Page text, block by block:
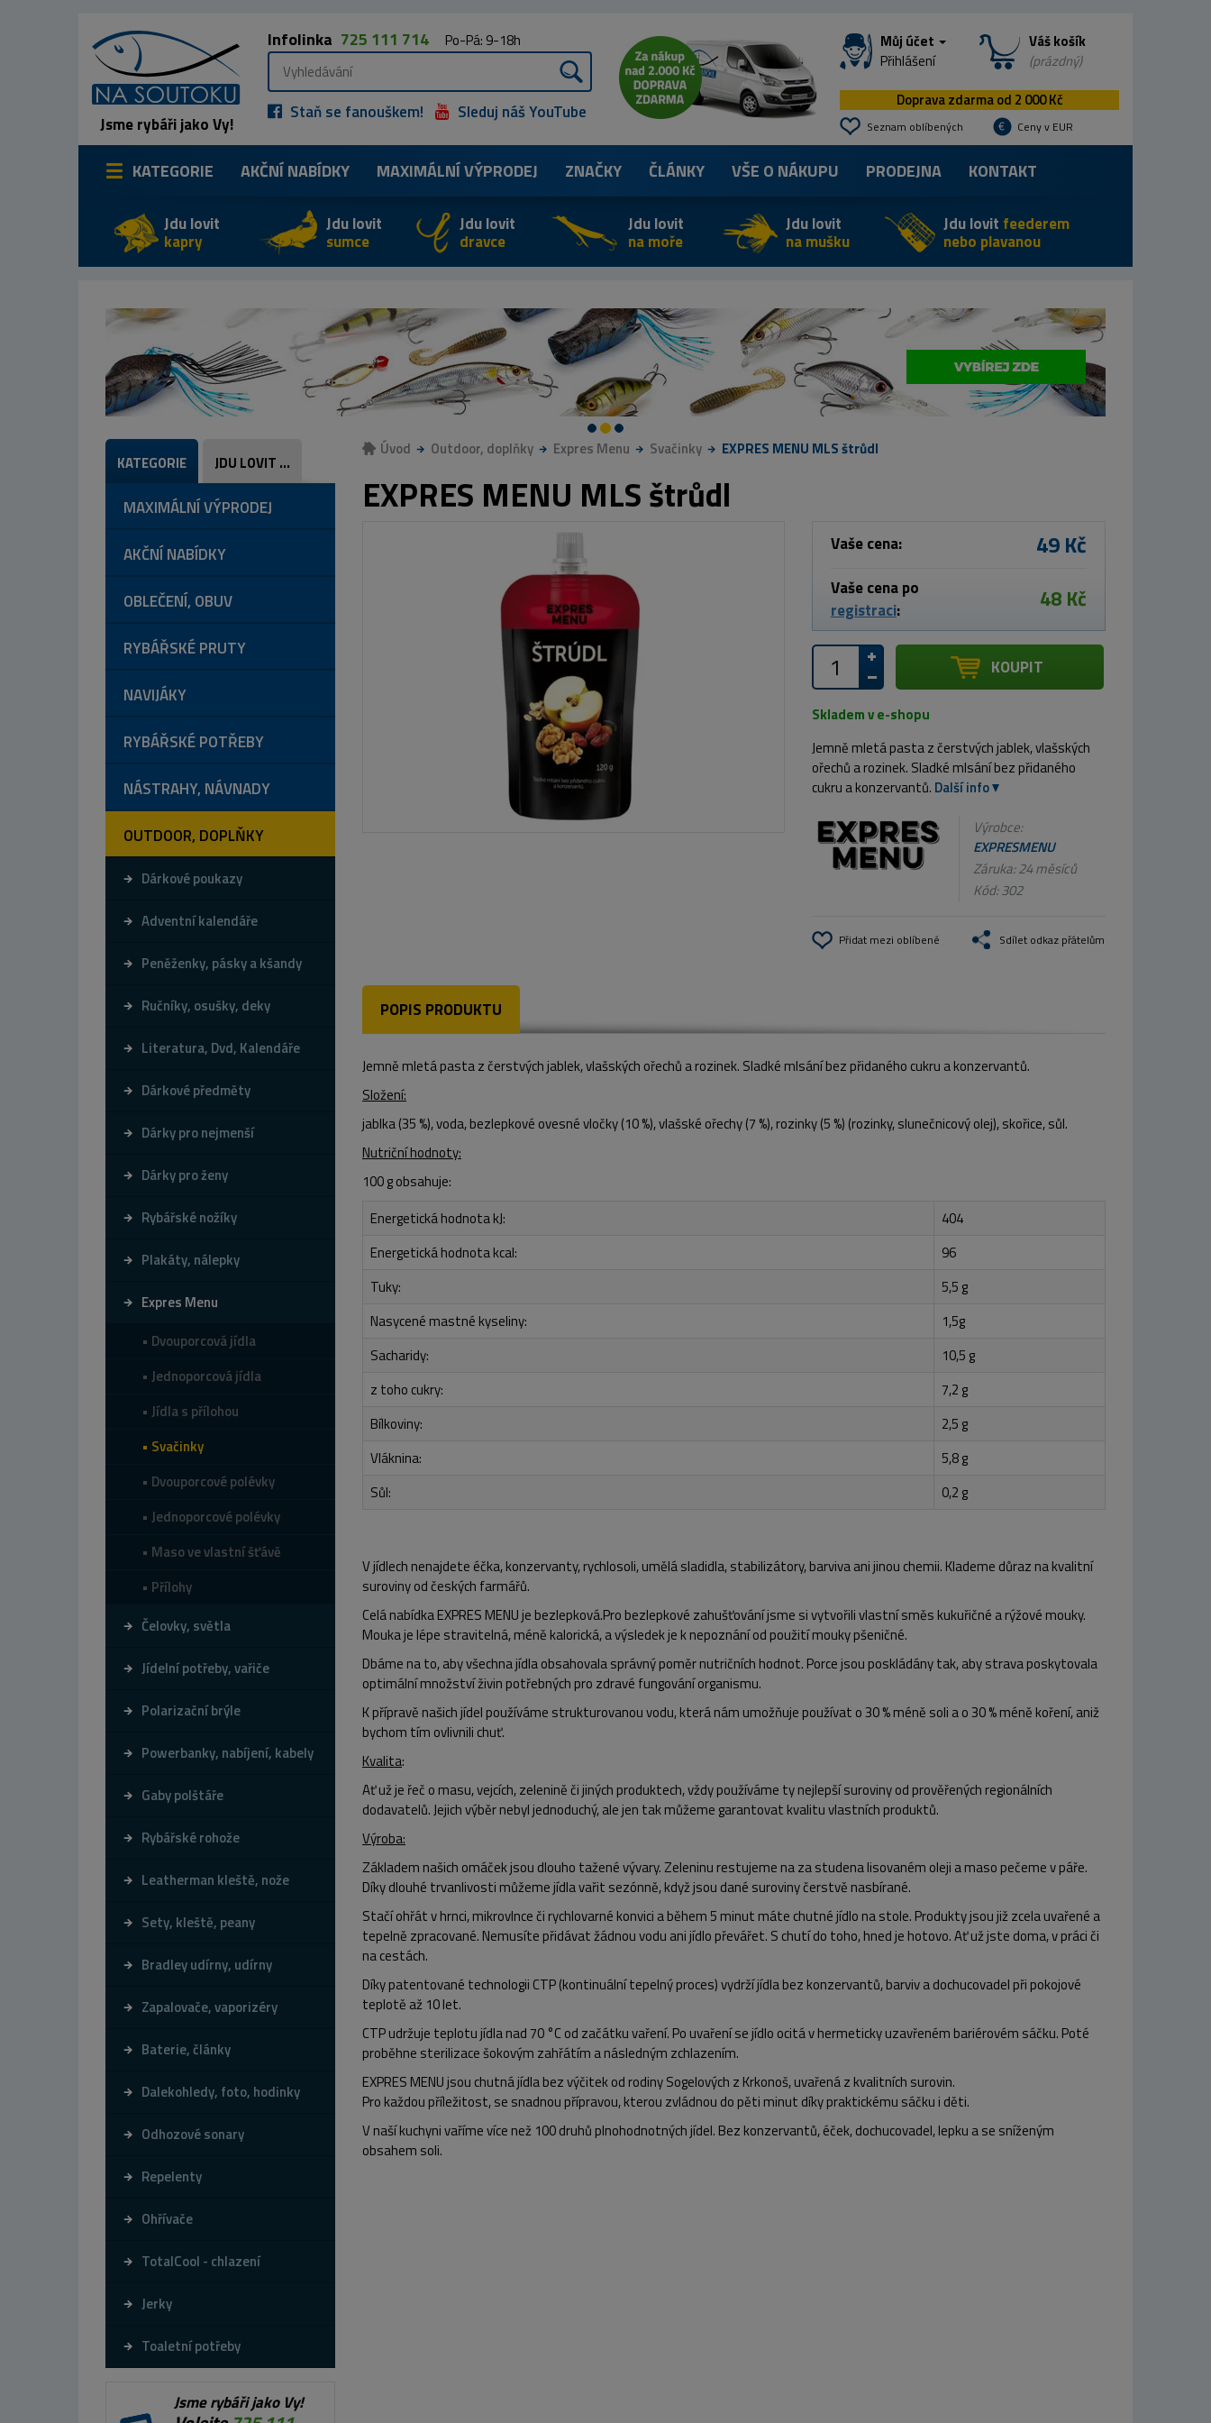
Jsme rybáři jako Vy!
Infolinka 725 111 714 Po-Pá: 9-18h
Staň se fanouškem! Sleduj náš YouTube
Můj účet
Přihlášení
Váš košík
(prázdný)
Doprava zdarma od 2 000 Kč
Seznam oblíbených Ceny v EUR
KATEGORIE AKČNÍ NABÍDKY MAXIMÁLNÍVÝPRODEJ ZNAČKY ČLÁNKY VŠE O NÁKUPU PRODEJNA KONTAKT
Jdu lovit
kapry
Jdu lovit
sumce
Jdu lovit
dravce
Jdu lovit
na moře
Jdu lovit
na mušku
Jdu lovit feederem
nebo plavanou
KATEGORIE JDU LOVIT ...
MAXIMÁLNÍ VÝPRODEJ
AKČNÍ NABÍDKY
OBLEČENÍ, OBUV
RYBÁŘSKÉ PRUTY
NAVIJÁKY
RYBÁŘSKÉ POTŘEBY
NÁSTRAHY, NÁVNADY
OUTDOOR, DOPLŇKY
Dárkové poukazy
Adventní kalendáře
Peněženky, pásky a kšandy
Ručníky, osušky, deky
Literatura, Dvd, Kalendáře
Dárkové předměty
Dárky pro nejmenší
Dárky pro ženy
Rybářské nožíky
Plakáty, nálepky
Expres Menu
Dvouporcová jídla
Jednoporcová jídla
Jídla s přílohou
Svačinky
Dvouporcové polévky
Jednoporcové polévky
Maso ve vlastní šťávě
Přílohy
Čelovky, světla
Jídelní potřeby, vařiče
Polarizační brýle
Powerbanky, nabíjení, kabely
Gaby polštáře
Rybářské rohože
Leatherman kleště, nože
Sety, kleště, peany
Bradley udírny, udírny
Zapalovače, vaporizéry
Baterie, články
Dalekohledy, foto, hodinky
Odhozové sonary
Repelenty
Ohřívače
TotalCool - chlazení
Jerky
Toaletní potřeby
Jsme rybáři jako Vy!
Úvod Outdoor, doplňky Expres Menu Svačinky EXPRES MENU MLS štrůdl
EXPRES MENU MLS štrůdl
Vaše cena: 49 Kč
Vaše cena po
registraci: 48 Kč
KOUPIT
Skladem v e-shopu
Jemně mletá pasta z čerstvých jablek, vlašských
ořechů a rozinek. Sladké mlsání bez přidaného
cukru a konzervantů. Další info
Výrobce:
EXPRESMENU
Záruka: 24 měsíců
Kód:302
Přidat mezi oblíbené Sdílet odkaz přátelům
POPIS PRODUKTU
Jemně mletá pasta z čerstvých jablek, vlašských ořechů a rozinek. Sladké mlsání bez přidaného cukru a konzervantů.
Složení:
jablka (35 %), voda, bezlepkové ovesné vločky (10 %),vlašské ořechy(7 %), rozinky (5 %) (rozinky, slunečnicový olej), skořice, sůl.
Nutriční hodnoty:
100 g obsahuje:
Energetická hodnota kJ:
404
Energetická hodnota kcal:
96
Tuky:
5,5 g
Nasycené mastné kyseliny:
1,5g
Sacharidy:
10,5 g
z toho cukry:
7,2 g
Bílkoviny:
2,5 g
Vláknina:
5,8 g
Sůl:
0,2 g
V jídlech nenajdete éčka, konzervanty, rychlosoli, umělá sladidla, stabilizátory, barviva ani jinou chemii. Klademe důraz na kvalitní
suroviny od českých farmářů.
Celá nabídkaEXPRES MENUje bezlepková.Pro bezlepkové zahušťování jsme si vytvořilivlastní směs kukuřičné a rýžové mouky.
Mouka je lépe stravitelná, méně kalorická, a výsledek je k nepoznání od použití mouky pšeničné.
Dbáme na to, aby všechna jídla obsahovalasprávný poměr nutričních hodnot. Porce jsou poskládány tak, aby strava poskytovala
optimální množství živin potřebných pro zdravé fungování organismu.
K přípravě našich jídel používáme strukturovanou vodu, která nám umožňuje používat o 30 % méně soli a o 30 % méně koření, aniž
bychom tím ovlivnili chuť.
Kvalita:
Ať už je řeč o masu, vejcích, zelenině či jiných produktech, vždypoužíváme ty nejlepší surovinyod prověřených regionálních
dodavatelů. Jejich výběr nebyl jednoduchý, ale jen tak můžeme garantovat kvalitu vlastních produktů.
Výroba:
Základem našich omáček jsou dlouho tažené vývary. Zeleninu restujeme na za studena lisovaném oleji amaso pečeme v páře.
Díky dlouhé trvanlivosti můžeme jídla vařit sezónně, když jsou dané suroviny čerstvě nasbírané.
Stačí ohřátv hrnci, mikrovlnce či rychlovarné konvici a během 5 minut máte chutné jídlo na stole. Produkty jsou již zcela uvařené a
tepelně zpracované. Nemusíte přidávat žádnou vodu ani jídlo převářet. S chutí do toho, hned je hotovo. Ať už jste doma, v práci či
na cestách.
Díky patentované technologii CTP(kontinuální tepelný proces)vydrží jídlabez konzervantů, barviv a dochucovadel při pokojové
teplotě až 10 let.
CTP udržuje teplotu jídla nad 70 °C od začátku vaření. Po uvaření se jídlo ocitá v hermeticky uzavřeném bariérovém sáčku. Poté
proběhne sterilizace šokovým zahřátím a následným zchlazením.
EXPRES MENU jsou chutná jídla bez výčitekod rodiny Sogelových z Krkonoš, uvařená z kvalitních surovin.
Pro každou příležitost, se snadnou přípravou, kterou zvládnou do pěti minut díky praktickému sáčku i děti.
V naší kuchyni vaříme více než 100 druhů plnohodnotných jídel. Bez konzervantů, éček, dochucovadel, lepku a se sníženým
obsahem soli.